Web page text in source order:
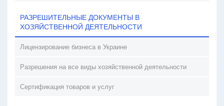
РАЗРЕШИТЕЛЬНЫЕ ДОКУМЕНТЫ В
ХОЗЯЙСТВЕННОЙ ДЕЯТЕЛЬНОСТИ
Лицензирование бизнеса в Украине
Разрешения на все виды хозяйственной деятельности
Сертификация товаров и услуг